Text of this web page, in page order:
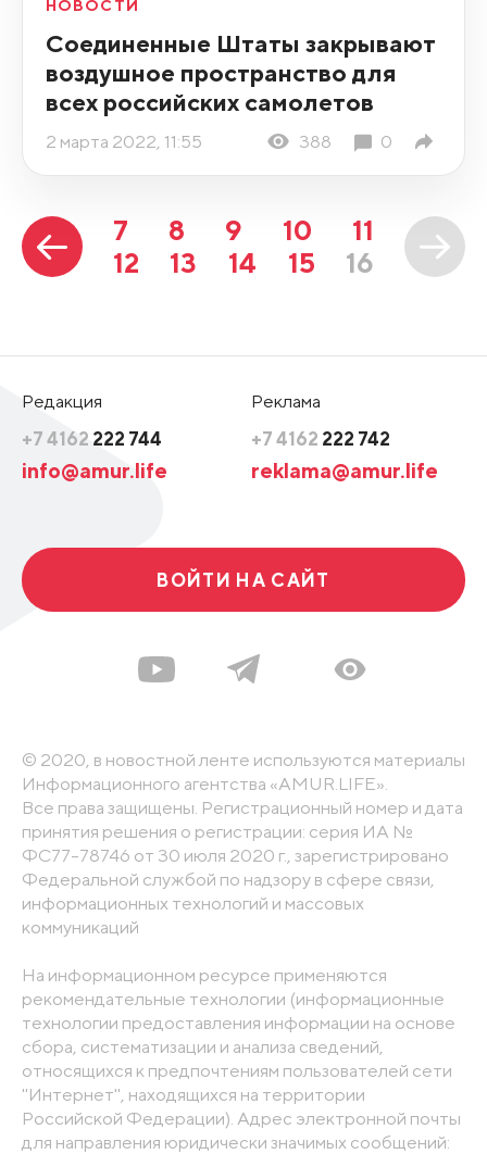
НОВОСТИ
Соединенные Штаты закрывают
воздушное пространство для
всех российских самолетов
2 марта 2022, 11:55 388 0
7 8 9 10
11
12
13 14 15 16
Редакция
+7 4162 222 744
info@amur.life
Реклама
+7 4162 222 742
reklama@amur.life
ВОЙТИ НА САЙТ
© 2020, в новостной ленте используются материалы
Информационного агентства «AMUR.LIFE».
Все права защищены. Регистрационный номер и дата
принятия решения о регистрации: серия ИА №
ФС77-78746 от 30 июля 2020 г., зарегистрировано
Федеральной службой по надзору в сфере связи,
информационных технологий и массовых
коммуникаций
На информационном ресурсе применяются
рекомендательные технологии (информационные
технологии предоставления информации на основе
сбора, систематизации и анализа сведений,
относящихся к предпочтениям пользователей сети
"Интернет", находящихся на территории
Российской Федерации). Адрес электронной почты
для направления юридически значимых сообщений: